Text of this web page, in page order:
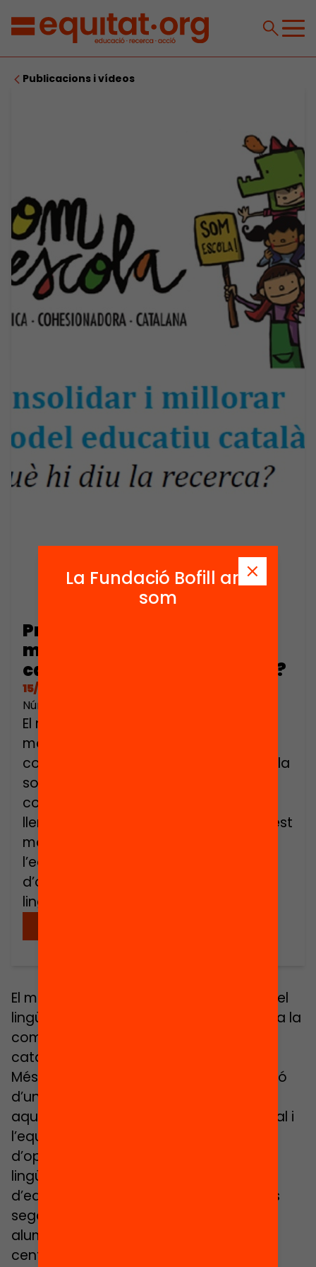
Publicacions i vídeos
Presentació. Consolidar i
millorar el model educatiu
català. Què hi diu la recerca?
15/11/2017
Número de pàgines: 10
El model d’escola catalana i el seu
model lingüístic gaudeixen d’un gran
consens a la comunitat educativa i a la
societat catalanes. Més enllà de
contribuir a la normalització d’una
llengua minoritzada per la força, aquest
model afavoreix la cohesió social i
l’equitat, garantint la igualtat
d’oportunitats per competències
lingüístiques i evitant una doble […]
El model d’escola catalana i el seu model
lingüístic gaudeixen d’un gran consens a la
comunitat educativa i a la societat
catalanes.
Més enllà de contribuir a la normalització
d’una llengua minoritzada per la força,
aquest model afavoreix la cohesió social i
l’equitat, garantint la igualtat
d’oportunitats per competències
lingüístiques i evitant una doble xarxa
d’educació per comunitats segregades
segons la llengua d’origen (tots els
alumnes s’escolaritzen en els mateixos
centres).
La Fundació Bofill ara
som